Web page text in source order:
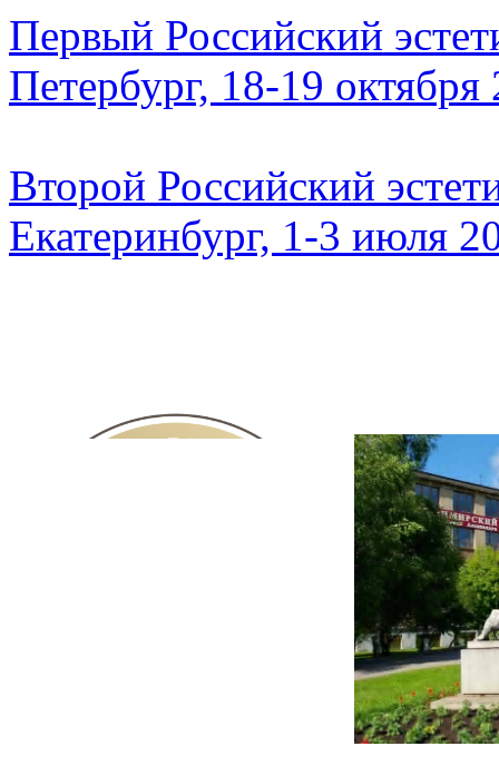
Первый Российский
Петербург, 18-19 октября
Второй Российский
Екатеринбург, 1-3 июля